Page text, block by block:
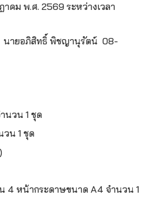
คม พ.ศ. 2569 ระหว่างเวลา
นายอภิสิทธิ์ พิชญานุรัตน์ 08-
นวน 1 ชุด
วน 1 ชุด
4 หน้ากระดาษขนาด A4 จำนวน 1